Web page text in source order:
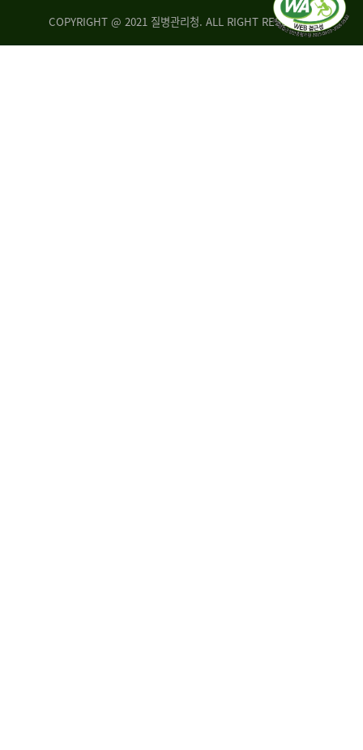
COPYRIGHT @ 2021 질병관리청. ALL RIGHT RESERVED